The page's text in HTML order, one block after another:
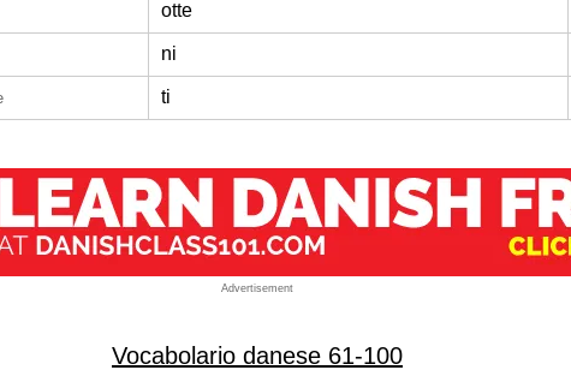
otte
ni
ti
Advertisement
Vocabolario danese 61-100